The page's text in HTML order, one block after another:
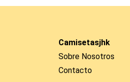
Camisetasjhk
Sobre Nosotros
Contacto